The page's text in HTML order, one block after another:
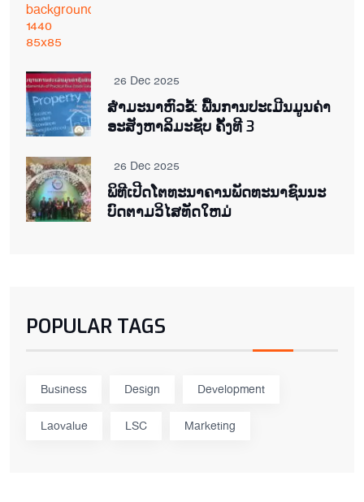
26 Dec 2025
ສຳມະນາຫົວຂໍ້: ພື້ນການປະເມີນມູນຄ່າ
ອະສັງຫາລິມະຊັບ ຄັ້ງທີ 3
26 Dec 2025
ພິ​ທີ​ເປີດ​ໂຕ​ທະ​ນາ​ຄານ​ພັດ​ທະ​ນາ​ຊົນ​ນະ​
ບົດ​ຕາມ​ວິ​ໄສ​ທັດ​ໃຫມ່
POPULAR TAGS
Business Design Development
Laovalue LSC Marketing